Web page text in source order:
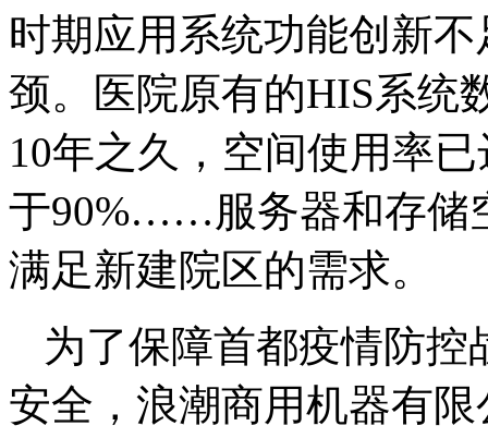
时期应用系统功能创新
颈。医院原有的HIS系统
10年之久，空间使用率
于90%……服务器和存储
满足新建院区的需求。
为了保障首都疫情防
安全，浪潮商用机器有